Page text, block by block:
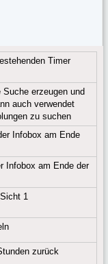
Timer
erzeugen und
auch verwendet
zu suchen
Infobox am Ende
Infobox am Ende der
1
zurück